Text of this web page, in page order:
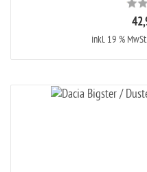
inkl. 19 % MwSt.